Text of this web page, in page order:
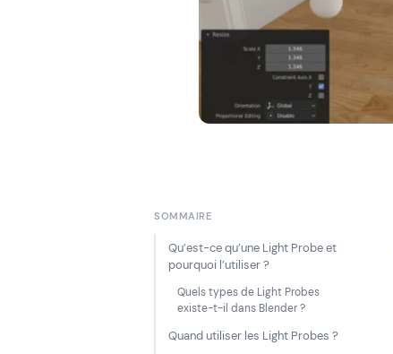
SOMMAIRE
Qu’est-ce qu’une Light Probe et
pourquoi l’utiliser ?
Quels types de Light Probes
existe-t-il dans Blender ?
Quand utiliser les Light Probes ?